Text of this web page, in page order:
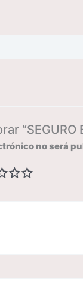
“SEGURO
no será